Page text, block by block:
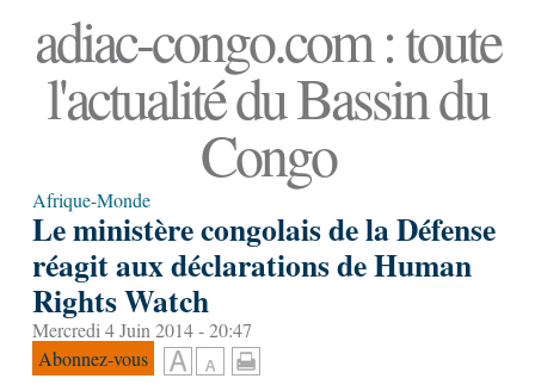
adiac-congo.com : toute
l'actualité du Bassin du
Congo
Afrique-Monde
Le ministère congolais de la Défense
réagit aux déclarations de Human
Rights Watch
Mercredi 4 Juin 2014 - 20:47
Abonnez-vous